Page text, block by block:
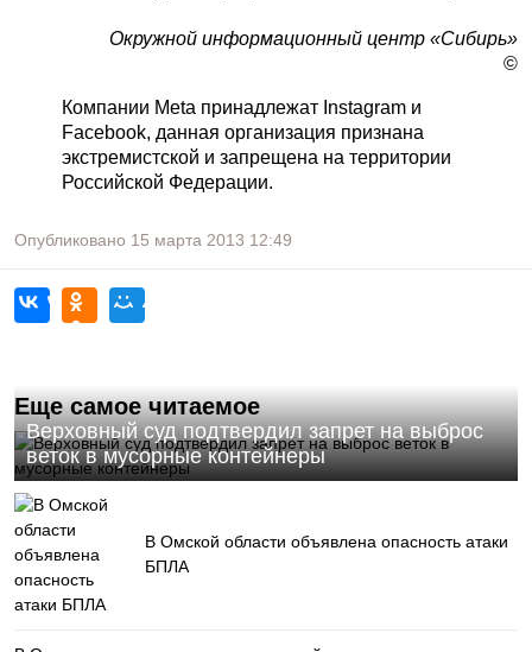
Окружной информационный центр «Сибирь»
©
Компании Meta принадлежат Instagram и
Facebook, данная организация признана
экстремистской и запрещена на территории
Российской Федерации.
Опубликовано 15 марта 2013 12:49
Еще самое читаемое
Верховный суд подтвердил запрет на выброс
веток в мусорные контейнеры
В Омской области объявлена опасность атаки
БПЛА